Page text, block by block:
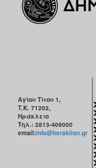
Αγίου Τίτου 1,
Τ.Κ. 71202,
Ηράκλειο
Τηλ.: 2813-409000
email:info@heraklion.gr